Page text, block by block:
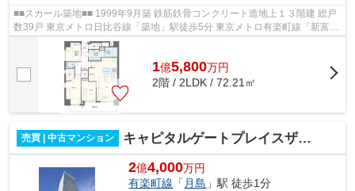
■■スカール築地■■ 1999年9月築 鉄筋鉄骨コンクリート造地上１３階建 総戸
数39戸 東京メトロ日比谷線「築地」駅徒歩5分 東京メトロ有楽町線「新富
町」駅徒歩10分 東京メトロ日比谷線...
1億5,800万円
2階 / 2LDK / 72.21㎡
売買 | 中古マンション キャピタルゲートプレイスザタワー
2億4,000万円
有楽町線 「 月島 」駅 徒歩1分